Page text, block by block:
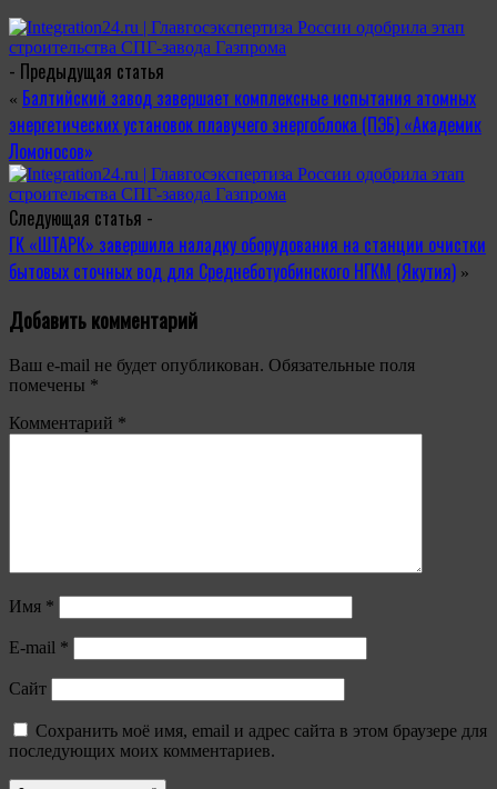
- Предыдущая статья
« Балтийский завод завершает комплексные испытания атомных
энергетических установок плавучего энергоблока (ПЭБ) «Академик
Ломоносов»
Следующая статья -
ГК «ШТАРК» завершила наладку оборудования на станции очистки
бытовых сточных вод для Среднеботуобинского НГКМ (Якутия) »
Добавить комментарий
Ваш e-mail не будет опубликован. Обязательные поля
помечены *
Комментарий *
Имя *
E-mail *
Сайт
Сохранить моё имя, email и адрес сайта в этом браузере для
последующих моих комментариев.